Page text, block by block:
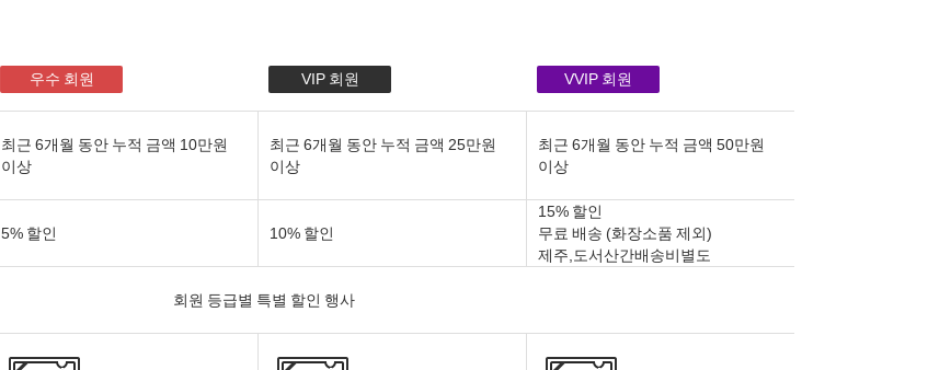
우수 회원 VIP 회원 VVIP 회원
최근 6개월 동안 누적 금액 10만원
이상
최근 6개월 동안 누적 금액 25만원
이상
최근 6개월 동안 누적 금액 50만원
이상
5% 할인 10% 할인
15% 할인
무료 배송 (화장소품 제외)
제주,도서산간배송비별도
회원 등급별 특별 할인 행사